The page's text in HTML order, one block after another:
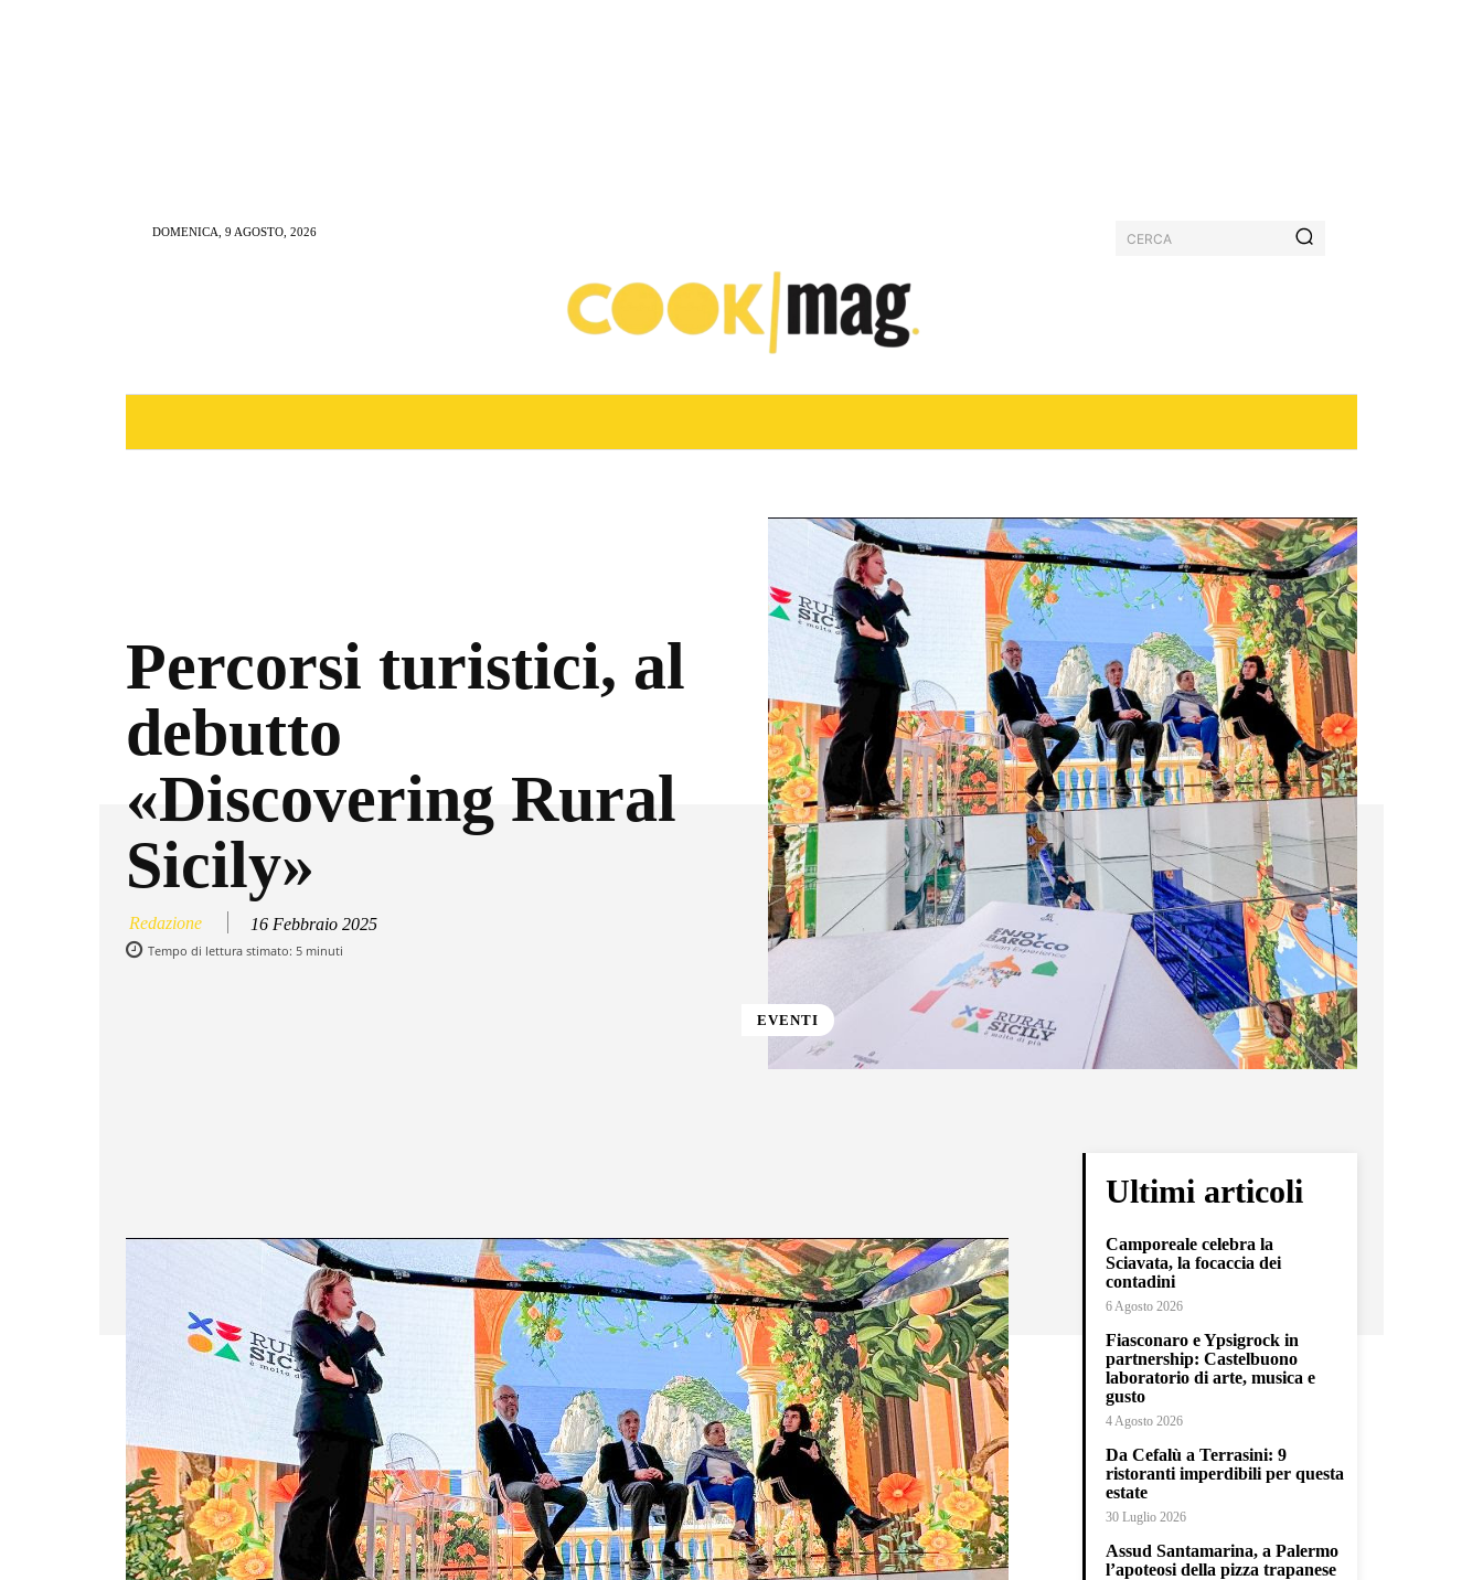
DOMENICA, 9 AGOSTO, 2026 CERCA
Percorsi turistici, al
debutto
«Discovering Rural
Sicily»
Redazione 16 Febbraio 2025
Tempo di lettura stimato: 5 minuti
EVENTI
Ultimi articoli
Camporeale celebra la
Sciavata, la focaccia dei
contadini
6 Agosto 2026
Fiasconaro e Ypsigrock in
partnership: Castelbuono
laboratorio di arte, musica e
gusto
4 Agosto 2026
Da Cefalù a Terrasini: 9
ristoranti imperdibili per questa
estate
30 Luglio 2026
Assud Santamarina, a Palermo
l’apoteosi della pizza trapanese